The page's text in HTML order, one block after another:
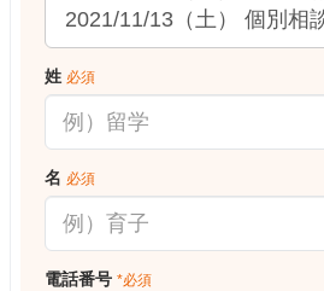
姓 必須
名 必須
電話番号 *必須